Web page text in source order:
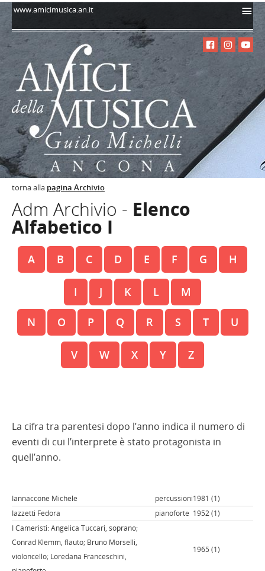
www.amicimusica.an.it i
torna alla pagina Archivio
Adm Archivio - Elenco
Alfabetico I
A B C D E F G H
I J K L M
N O P Q R S T U
V W X Y Z
La cifra tra parentesi dopo l’anno indica il numero di
eventi di cui l’interprete è stato protagonista in
quell’anno.
Iannaccone Michele percussioni1981 (1)
Iazzetti Fedora
pianoforte 1952 (1)
I Cameristi: Angelica Tuccari, soprano;
Conrad Klemm, flauto; Bruno Morselli,
violoncello; Loredana Franceschini,
1965 (1)